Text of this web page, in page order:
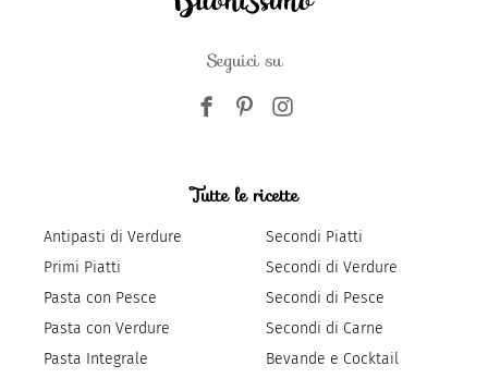
Seguici su
Tutte le ricette
Antipasti di Verdure
Primi Piatti
Pasta con Pesce
Pasta con Verdure
Pasta Integrale
Secondi Piatti
Secondi di Verdure
Secondi di Pesce
Secondi di Carne
Bevande e Cocktail